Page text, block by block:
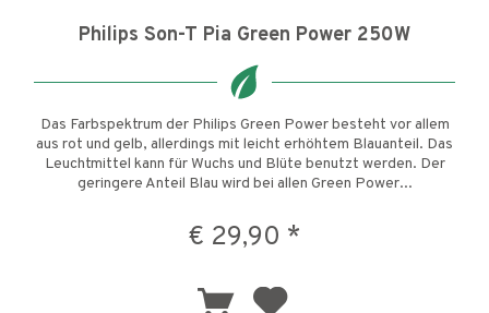
Philips Son-T Pia Green Power 250W
Das Farbspektrum der Philips Green Power besteht vor allem
aus rot und gelb, allerdings mit leicht erhöhtem Blauanteil. Das
Leuchtmittel kann für Wuchs und Blüte benutzt werden. Der
geringere Anteil Blau wird bei allen Green Power...
€ 29,90 *